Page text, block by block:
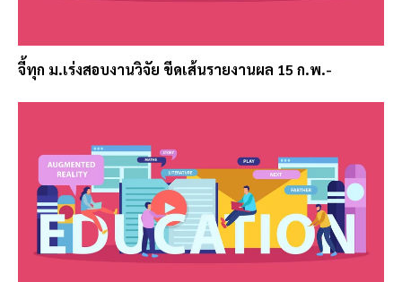
จี้ทุก ม.เร่งสอบงานวิจัย ขีดเส้นรายงานผล 15 ก.พ.-